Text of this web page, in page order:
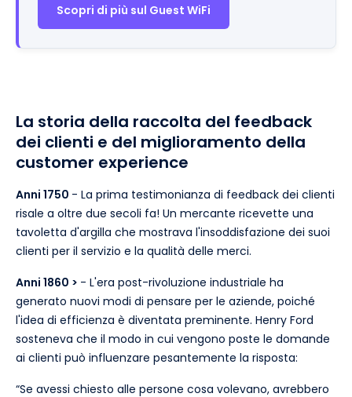
Scopri di più sul Guest WiFi
La storia della raccolta del feedback
dei clienti e del miglioramento della
customer experience
Anni 1750 - La prima testimonianza di feedback dei clienti
risale a oltre due secoli fa! Un mercante ricevette una
tavoletta d'argilla che mostrava l'insoddisfazione dei suoi
clienti per il servizio e la qualità delle merci.
Anni 1860 > - L'era post-rivoluzione industriale ha
generato nuovi modi di pensare per le aziende, poiché
l'idea di efficienza è diventata preminente. Henry Ford
sosteneva che il modo in cui vengono poste le domande
ai clienti può influenzare pesantemente la risposta:
“Se avessi chiesto alle persone cosa volevano, avrebbero